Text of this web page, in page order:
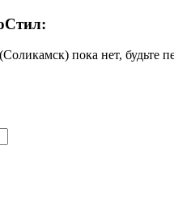
пока нет, будьте